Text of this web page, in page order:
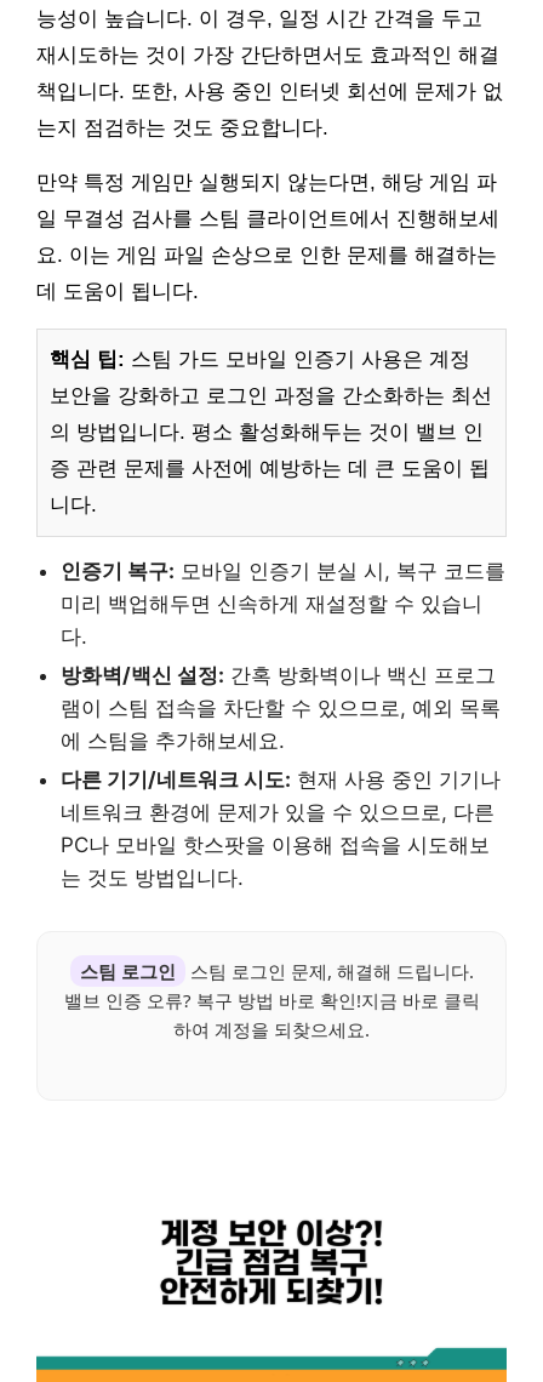
능성이 높습니다. 이 경우, 일정 시간 간격을 두고
재시도하는 것이 가장 간단하면서도 효과적인 해결
책입니다. 또한, 사용 중인 인터넷 회선에 문제가 없
는지 점검하는 것도 중요합니다.
만약 특정 게임만 실행되지 않는다면, 해당 게임 파
일 무결성 검사를 스팀 클라이언트에서 진행해보세
요. 이는 게임 파일 손상으로 인한 문제를 해결하는
데 도움이 됩니다.
핵심 팁: 스팀 가드 모바일 인증기 사용은 계정
보안을 강화하고 로그인 과정을 간소화하는 최선
의 방법입니다. 평소 활성화해두는 것이 밸브 인
증 관련 문제를 사전에 예방하는 데 큰 도움이 됩
니다.
인증기 복구: 모바일 인증기 분실 시, 복구 코드를
미리 백업해두면 신속하게 재설정할 수 있습니
다.
방화벽/백신 설정: 간혹 방화벽이나 백신 프로그
램이 스팀 접속을 차단할 수 있으므로, 예외 목록
에 스팀을 추가해보세요.
다른 기기/네트워크 시도: 현재 사용 중인 기기나
네트워크 환경에 문제가 있을 수 있으므로, 다른
PC나 모바일 핫스팟을 이용해 접속을 시도해보
는 것도 방법입니다.
스팀 로그인
스팀 로그인 문제, 해결해 드립니다.
밸브 인증 오류? 복구 방법 바로 확인!지금 바로 클릭
하여 계정을 되찾으세요.